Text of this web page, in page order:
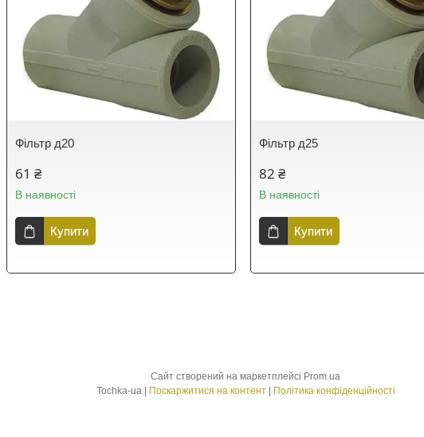
Фільтр д20
61 ₴
В наявності
Купити
Фільтр д25
82 ₴
В наявності
Купити
Сайт створений на маркетплейсі Prom.ua
Поскаржитися на контент Політика конфіденційності